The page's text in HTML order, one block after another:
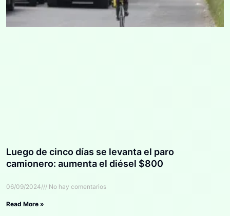
Luego de cinco días se levanta el paro
camionero: aumenta el diésel $800
06/09/2024 No hay comentarios
Read More »